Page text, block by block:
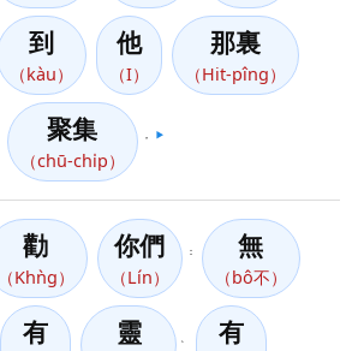
到
（kàu）
他
（I）
那裏
（Hit-pîng）
聚集
（chū-chi̍p）
▶️
勸
（Khǹg）
你們
（Lín）
： 無
（bô不）
有 靈 有